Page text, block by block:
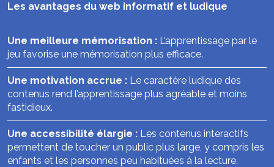
Les avantages du web informatif et ludique
Une meilleure mémorisation : L’apprentissage par le
jeu favorise une mémorisation plus efficace.
Une motivation accrue : Le caractère ludique des
contenus rend l’apprentissage plus agréable et moins
fastidieux.
Une accessibilité élargie : Les contenus interactifs
permettent de toucher un public plus large, y compris les
enfants et les personnes peu habituées à la lecture.